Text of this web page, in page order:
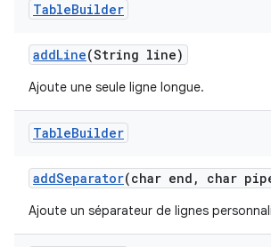
TableBuilder
addLine(String line)
Ajoute une seule ligne longue.
TableBuilder
addSeparator(char end , char
Ajoute un séparateur de lignes